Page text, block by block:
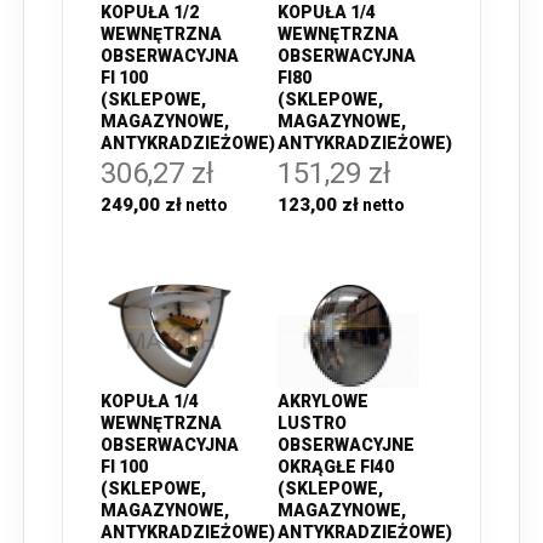
KOPUŁA 1/2
WEWNĘTRZNA
OBSERWACYJNA
FI 100
(SKLEPOWE,
MAGAZYNOWE,
ANTYKRADZIEŻOWE)
306,27 zł
249,00 zł
KOPUŁA 1/4
WEWNĘTRZNA
OBSERWACYJNA
FI80
(SKLEPOWE,
MAGAZYNOWE,
ANTYKRADZIEŻOWE)
151,29 zł
123,00 zł
KOPUŁA 1/4
WEWNĘTRZNA
OBSERWACYJNA
FI 100
(SKLEPOWE,
MAGAZYNOWE,
ANTYKRADZIEŻOWE)
AKRYLOWE
LUSTRO
OBSERWACYJNE
OKRĄGŁE FI40
(SKLEPOWE,
MAGAZYNOWE,
ANTYKRADZIEŻOWE)